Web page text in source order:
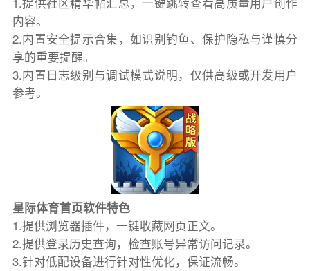
内容。
2.内置安全提示合集，如识别钓鱼、保护隐私与谨慎分
享的重要提醒。
3.内置日志级别与调试模式说明，仅供高级或开发用户
参考。
星际体育首页软件特色
1.提供浏览器插件，一键收藏网页正文。
2.提供登录历史查询，检查账号异常访问记录。
3.针对低配设备进行针对性优化，保证流畅。